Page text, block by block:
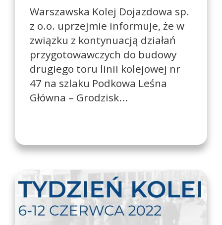
Warszawska Kolej Dojazdowa sp.
z o.o. uprzejmie informuje, że w
związku z kontynuacją działań
przygotowawczych do budowy
drugiego toru linii kolejowej nr
47 na szlaku Podkowa Leśna
Główna – Grodzisk...